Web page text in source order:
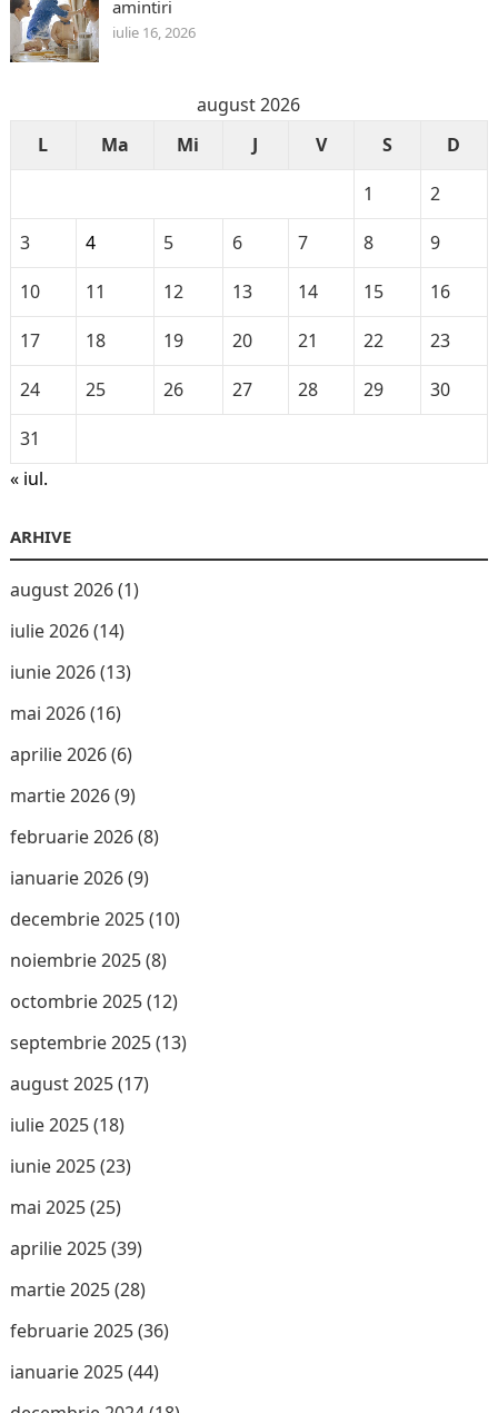
amintiri
iulie 16, 2026
august 2026
L
Ma Mi J V S
D
1
2
3
4 5 6 7 8
9
10
11 12 13 14 15
16
17
18 19 20 21 22
23
24
25 26 27 28 29
30
31
« iul.
ARHIVE
august 2026(1)
iulie 2026(14)
iunie 2026(13)
mai 2026(16)
aprilie 2026(6)
martie 2026(9)
februarie 2026(8)
ianuarie 2026(9)
decembrie 2025(10)
noiembrie 2025(8)
octombrie 2025(12)
septembrie 2025(13)
august 2025(17)
iulie 2025(18)
iunie 2025(23)
mai 2025(25)
aprilie 2025(39)
martie 2025(28)
februarie 2025(36)
ianuarie 2025(44)